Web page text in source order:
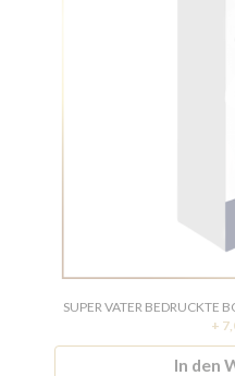
SUPER VATER BEDRUCKTE
+
In den